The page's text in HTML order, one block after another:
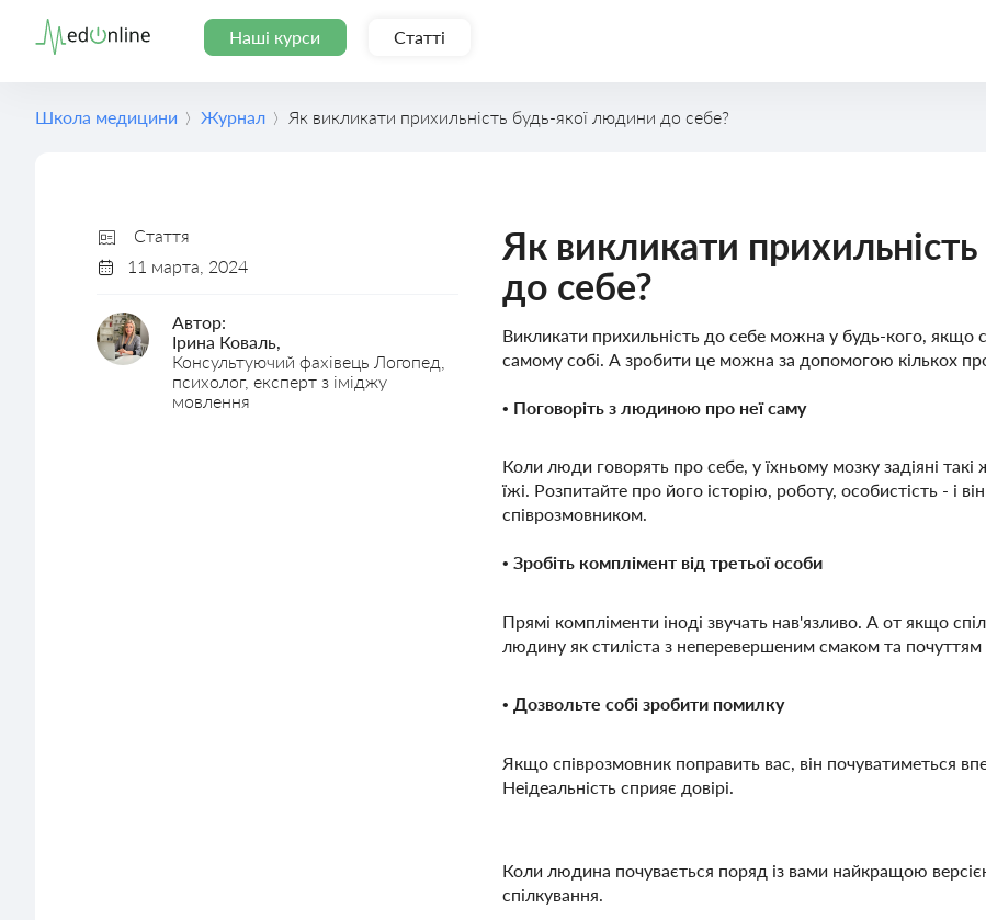
Наші курси Статті
Школа медицини Журнал Як викликати прихильність будь-якої людини до себе?
Стаття
11 марта, 2024
Автор:
Ірина Коваль,
Консультуючий фахівець Логопед,
психолог, експерт з іміджу
мовлення
Як викликати
до себе?
Викликати прихильність до себе можна у будь-кого, якщо
самому собі. А зробити це можна за допомогою кількох
• Поговоріть з людиною про неї саму
Коли люди говорять про себе, у їхньому мозку задіяні
їжі. Розпитайте про його історію, роботу, особистість - і
співрозмовником.
•Зробіть комплімент від третьої особи
Прямі компліменти іноді звучать нав'язливо. А от якщо
людину як стиліста з неперевершеним смаком та почуттям
• Дозвольте собі зробити помилку
Якщо співрозмовник поправить вас, він почуватиметься
Неідеальність сприяє довірі.
Коли людина почувається поряд із вами найкращою
спілкування.